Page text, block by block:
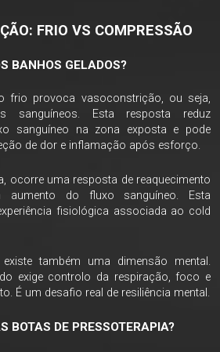
FRIO VS COMPRESSÃO
BANHOS GELADOS?
frio provoca vasoconstrição, ou seja,
sanguíneos. Esta resposta reduz
sanguíneo na zona exposta e pode
de dor e inflamação após esforço.
ocorre uma resposta de reaquecimento
aumento do fluxo sanguíneo. Esta
fisiológica associada ao cold
também uma dimensão mental.
exige controlo da respiração, foco e
É um desafio real de resiliência mental.
BOTAS DE PRESSOTERAPIA?